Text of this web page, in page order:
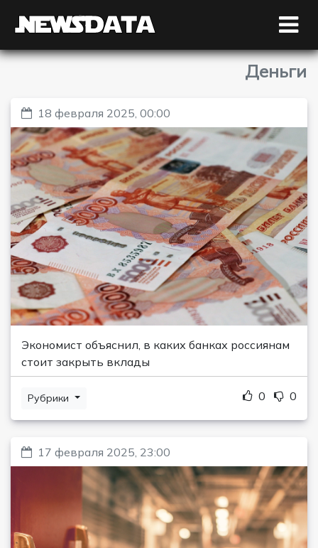
Деньги
18 февраля 2025, 00:00
Экономист объяснил, в каких банках россиянам
стоит закрыть вклады
Рубрики 0 0
17 февраля 2025, 23:00